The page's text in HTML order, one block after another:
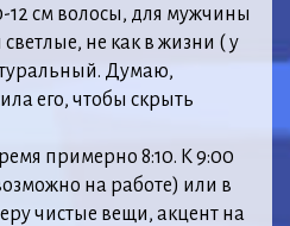
см волосы, для мужчины
не как в жизни ( у
Думаю,
его, чтобы скрыть
примерно 8:10. К 9:00
на работе) или в
чистые вещи, акцент на